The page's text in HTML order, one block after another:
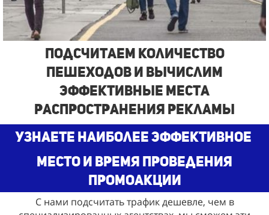
Подсчитаем количество
пешеходов и вычислим
эффективные места
распространения рекламы
узнаете наиболее эффективное
место и время проведения
промоакции
С нами подсчитать трафик дешевле, чем в